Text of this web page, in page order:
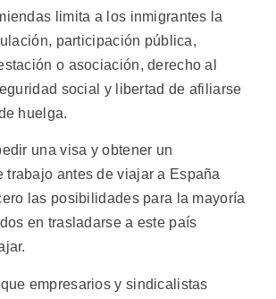
limita a los inmigrantes la
participación pública,
o asociación, derecho al
social y libertad de afiliarse
huelga.
una visa y obtener un
trabajo antes de viajar a España
las posibilidades para la mayoría
en trasladarse a este país
empresarios y sindicalistas